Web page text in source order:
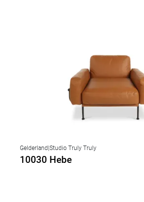
Gelderland Studio Truly Truly
10030 Hebe